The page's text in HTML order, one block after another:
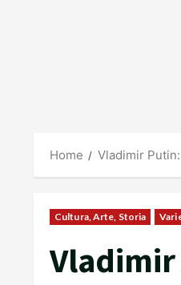
Home Vladimir
Cultura, Arte, Storia